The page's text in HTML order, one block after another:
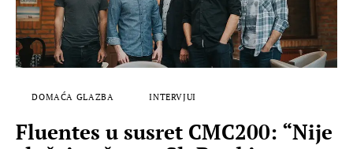
DOMAĆA GLAZBA INTERVJUI
Fluentes u susret CMC200: “Nije